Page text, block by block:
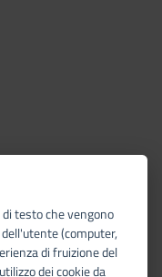
testo che vengono
(computer,
di fruizione del
dei cookie da